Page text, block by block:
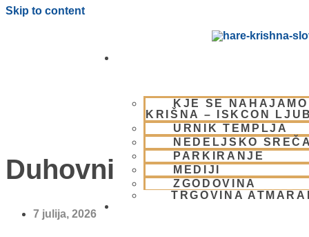
Skip to content
KJE SE
KRIŠNA – ISKCON
URNIK TEMPLJA
NEDELJSKO
PARKIRANJE
MEDIJI
ZGODOVINA
TRGOVINA
Duhovni umik 2026
7 julija, 2026